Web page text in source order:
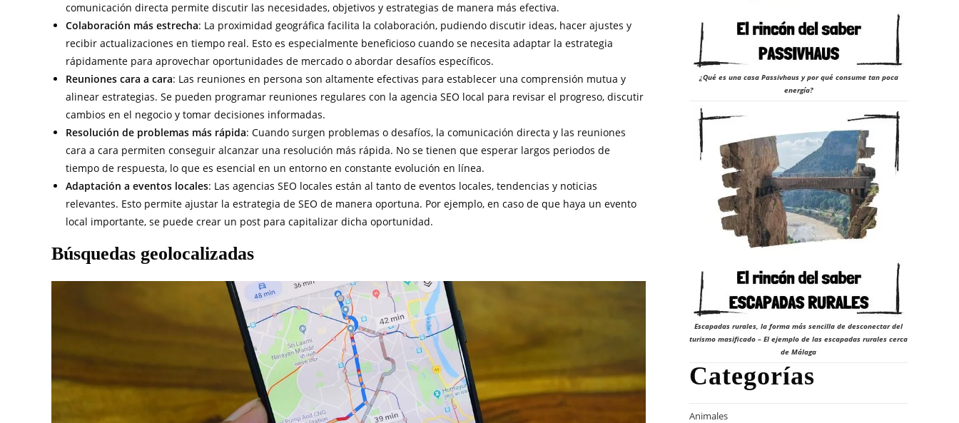
comunicación directa permite discutir las necesidades, objetivos y estrategias de manera más efectiva.
Colaboración más estrecha: La proximidad geográfica facilita la colaboración, pudiendo discutir ideas, hacer ajustes y
recibir actualizaciones en tiempo real. Esto es especialmente beneficioso cuando se necesita adaptar la estrategia
rápidamente para aprovechar oportunidades de mercado o abordar desafíos específicos.
Reuniones cara a cara: Las reuniones en persona son altamente efectivas para establecer una comprensión mutua y
alinear estrategias. Se pueden programar reuniones regulares con la agencia SEO local para revisar el progreso, discutir
cambios en el negocio y tomar decisiones informadas.
Resolución de problemas más rápida: Cuando surgen problemas o desafíos, la comunicación directa y las reuniones
cara a cara permiten conseguir alcanzar una resolución más rápida. No se tienen que esperar largos periodos de
tiempo de respuesta, lo que es esencial en un entorno en constante evolución en línea.
Adaptación a eventos locales: Las agencias SEO locales están al tanto de eventos locales, tendencias y noticias
relevantes. Esto permite ajustar la estrategia de SEO de manera oportuna. Por ejemplo, en caso de que haya un evento
local importante, se puede crear un post para capitalizar dicha oportunidad.
Búsquedas geolocalizadas
¿Qué es una casa Passivhaus y por qué consume tan poca
energía?
Escapadas rurales, la forma más sencilla de desconectar del
turismo masificado – El ejemplo de las escapadas rurales cerca
de Málaga
Categorías
Animales